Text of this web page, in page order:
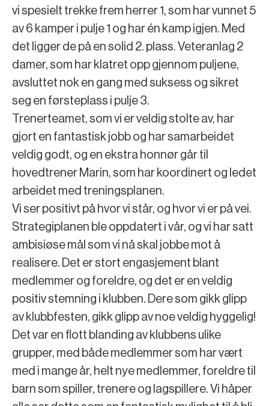
vi spesielt trekke frem herrer 1, som har vunnet 5
av 6 kamper i pulje 1 og har én kamp igjen. Med
det ligger de på en solid 2. plass. Veteranlag 2
damer, som har klatret opp gjennom puljene,
avsluttet nok en gang med suksess og sikret
seg en førsteplass i pulje 3.
Trenerteamet, som vi er veldig stolte av, har
gjort en fantastisk jobb og har samarbeidet
veldig godt, og en ekstra honnør går til
hovedtrener Marin, som har koordinert og ledet
arbeidet med treningsplanen.
Vi ser positivt på hvor vi står, og hvor vi er på vei.
Strategiplanen ble oppdatert i vår, og vi har satt
ambisiøse mål som vi nå skal jobbe mot å
realisere. Det er stort engasjement blant
medlemmer og foreldre, og det er en veldig
positiv stemning i klubben. Dere som gikk glipp
av klubbfesten, gikk glipp av noe veldig hyggelig!
Det var en flott blanding av klubbens ulike
grupper, med både medlemmer som har vært
med i mange år, helt nye medlemmer, foreldre til
barn som spiller, trenere og lagspillere. Vi håper